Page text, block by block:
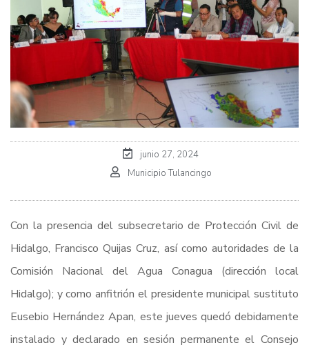
junio 27, 2024
Municipio Tulancingo
Con la presencia del subsecretario de Protección Civil de
Hidalgo, Francisco Quijas Cruz, así como autoridades de la
Comisión Nacional del Agua Conagua (dirección local
Hidalgo); y como anfitrión el presidente municipal sustituto
Eusebio Hernández Apan, este jueves quedó debidamente
instalado y declarado en sesión permanente el Consejo